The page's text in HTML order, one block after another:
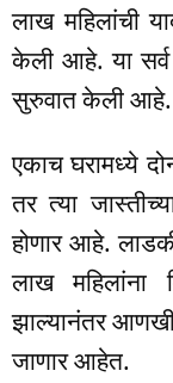
लाख महिलांची
केली आहे. या सर्व
सुरुवात केली आहे.
एकाच घरामध्ये
तर त्या
होणार आहे.
लाख
झाल्यानंतर
जाणार आहेत.